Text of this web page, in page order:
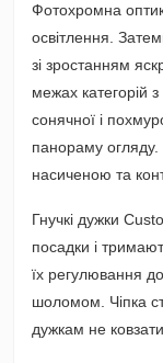
Фотохромна
освітлення.
зі зростанням
межах категорій
сонячної і
панораму
насиченою та
Гнучкі дужки
посадки і
їх регулювання
шоломом. Чіпка
дужкам не ковзати